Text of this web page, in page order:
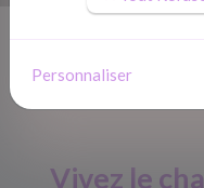
Fours-les-Plages
Vivez le
Personnaliser